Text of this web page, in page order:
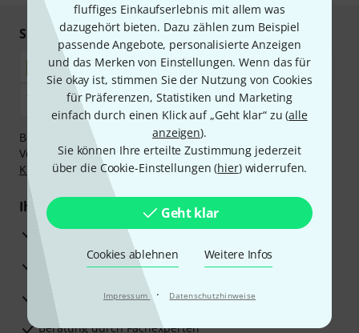
fluffiges Einkaufserlebnis mit allem was
dazugehört bieten. Dazu zählen zum Beispiel
passende Angebote, personalisierte Anzeigen
und das Merken von Einstellungen. Wenn das für
Sie okay ist, stimmen Sie der Nutzung von Cookies
für Präferenzen, Statistiken und Marketing
einfach durch einen Klick auf „Geht klar“ zu (alle
anzeigen).
Sie können Ihre erteilte Zustimmung jederzeit
über die Cookie-Einstellungen (hier) widerrufen.
Geht klar
Cookies ablehnen Weitere Infos
Impressum · Datenschutzhinweise
Sicher einkaufen & bezahlen
Bezahlen Sie vertraulich und sicher per Nachnahme,
Vorkasse, PayPal, Amazon Pay,Klarna Sofort bezahlen
Klarna Ratenzahlungoder Kreditkarte.
Ihre Vorteile
3 Jahre Thomann Garantie
30 Tage Money-Back-Garantie
Reparaturservice
Beratung durch Fachexperten